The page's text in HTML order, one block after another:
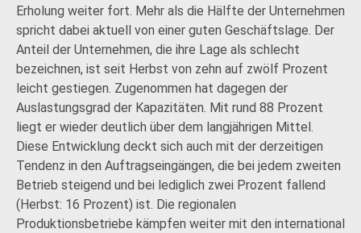
Erholung weiter fort. Mehr als die Hälfte der Unternehmen
spricht dabei aktuell von einer guten Geschäftslage. Der
Anteil der Unternehmen, die ihre Lage als schlecht
bezeichnen, ist seit Herbst von zehn auf zwölf Prozent
leicht gestiegen. Zugenommen hat dagegen der
Auslastungsgrad der Kapazitäten. Mit rund 88 Prozent
liegt er wieder deutlich über dem langjährigen Mittel.
Diese Entwicklung deckt sich auch mit der derzeitigen
Tendenz in den Auftragseingängen, die bei jedem zweiten
Betrieb steigend und bei lediglich zwei Prozent fallend
(Herbst: 16 Prozent) ist. Die regionalen
Produktionsbetriebe kämpfen weiter mit den international